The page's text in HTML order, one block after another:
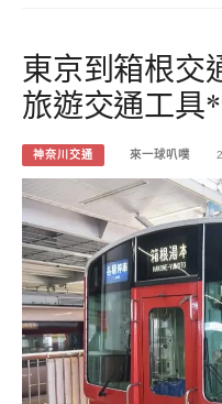
東京到箱根交
旅遊交通工具
神奈川交通 來一球叭噗